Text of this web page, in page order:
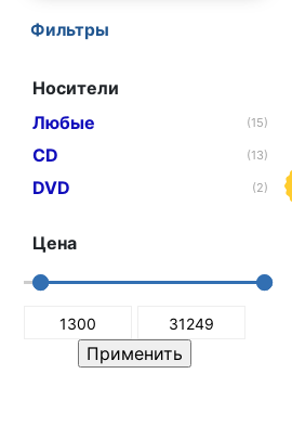
Фильтры
Носители
Любые
(15)
CD (13)
DVD (2)
Цена